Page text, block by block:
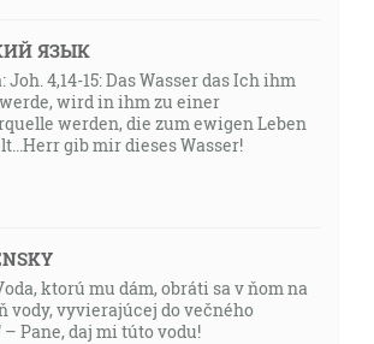
ЯЗЫК
Joh. 4,14-15: Das Wasser das Ich ihm
wird in ihm zu einer
werden, die zum ewigen Leben
gib mir dieses Wasser!
ktorú mu dám, obráti sa v ňom na
vody, vyvierajúcej do večného
– Pane, daj mi túto vodu!